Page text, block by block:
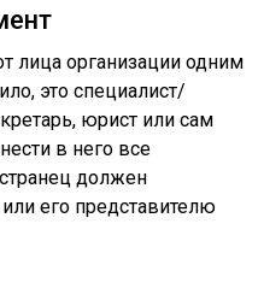
лица организации одним
это специалист/
юрист или сам
в него все
должен
его представителю